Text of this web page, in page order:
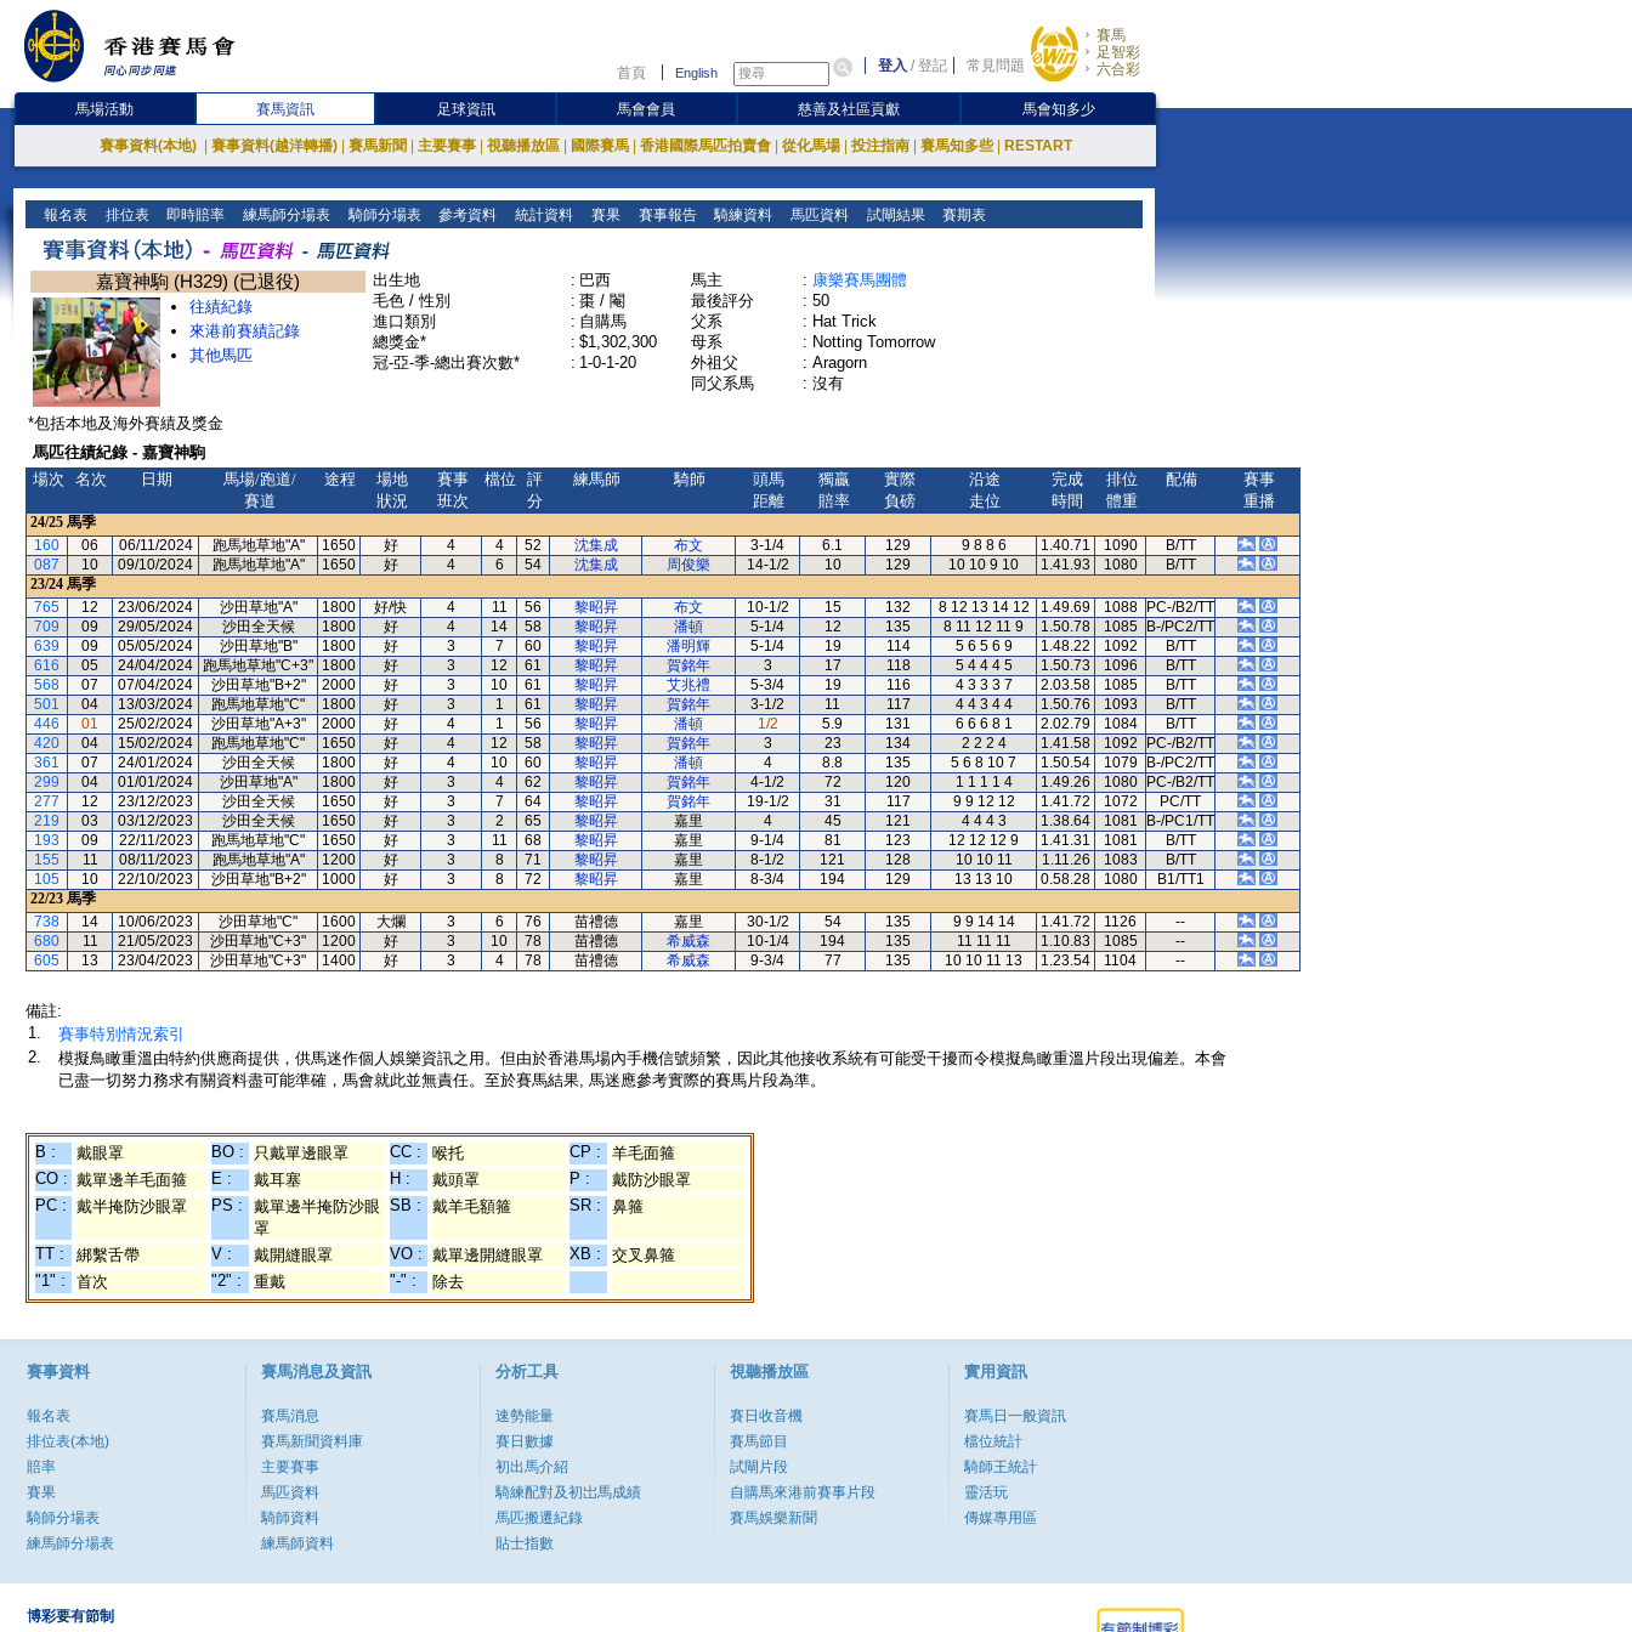
首頁 English 登入 /登記 常見問題
賽馬
足智彩
六合彩
馬場活動 賽馬資訊 足球資訊 馬會會員 慈善及社區貢獻 馬會知多少
賽事資料(本地) 賽事資料(越洋轉播) 賽馬新聞 主要賽事 視聽播放區 國際賽馬 香港國際馬匹拍賣會 從化馬場 投注指南 賽馬知多些 RESTART
報名表 排位表 即時賠率 練馬師分場表 騎師分場表 參考資料 統計資料 賽果 賽事報告 騎練資料 馬匹資料 試閘結果 賽期表
嘉寶神駒 (H329) (已退役)
往績紀錄
來港前賽績記錄
其他馬匹
出生地 : 巴西
毛色 / 性別
: 棗 / 閹
進口類別
: 自購馬
總獎金*
: $1,302,300
冠-亞-季-總出賽次數*
: 1-0-1-20
馬主 : 康樂賽馬團體
最後評分
: 50
父系
: Hat Trick
母系
: Notting Tomorrow
外祖父
: Aragorn
同父系馬
: 沒有
*包括本地及海外賽績及獎金
馬匹往績紀錄 - 嘉寶神駒
場次
名次 日期
馬場/跑道/
賽道
途程
場地
狀況
賽事
班次
檔位
評
分
練馬師 騎師
頭馬
距離
獨贏
賠率
實際
負磅
沿途
走位
完成
時間
排位
體重
配備
賽事
重播
24/25 馬季
160
06 06/11/2024 跑馬地草地"A" 1650 好 4 4 52 沈集成 布文 3-1/4 6.1 129 9 8 8 6 1.40.71 1090
B/TT
087
10 09/10/2024 跑馬地草地"A" 1650 好 4 6 54 沈集成 周俊樂 14-1/2 10 129 10 10 9 10 1.41.93 1080
B/TT
23/24 馬季
765
12 23/06/2024 沙田草地"A" 1800 好/快 4 11 56 黎昭昇 布文 10-1/2 15 132 8 12 13 14 12 1.49.69 1088
PC-/B2/TT
709
09 29/05/2024 沙田全天候 1800 好 4 14 58 黎昭昇 潘頓 5-1/4 12 135 8 11 12 11 9 1.50.78 1085
B-/PC2/TT
639
09 05/05/2024 沙田草地"B" 1800 好 3 7 60 黎昭昇 潘明輝 5-1/4 19 114 5 6 5 6 9 1.48.22 1092
B/TT
616
05 24/04/2024 跑馬地草地"C+3" 1800 好 3 12 61 黎昭昇 賀銘年 3 17 118 5 4 4 4 5 1.50.73 1096
B/TT
568
07 07/04/2024 沙田草地"B+2" 2000 好 3 10 61 黎昭昇 艾兆禮 5-3/4 19 116 4 3 3 3 7 2.03.58 1085
B/TT
501
04 13/03/2024 跑馬地草地"C" 1800 好 3 1 61 黎昭昇 賀銘年 3-1/2 11 117 4 4 3 4 4 1.50.76 1093
B/TT
446
01 25/02/2024 沙田草地"A+3" 2000 好 4 1 56 黎昭昇 潘頓 1/2 5.9 131 6 6 6 8 1 2.02.79 1084
B/TT
420
04 15/02/2024 跑馬地草地"C" 1650 好 4 12 58 黎昭昇 賀銘年 3 23 134 2 2 2 4 1.41.58 1092
PC-/B2/TT
361
07 24/01/2024 沙田全天候 1800 好 4 10 60 黎昭昇 潘頓 4 8.8 135 5 6 8 10 7 1.50.54 1079
B-/PC2/TT
299
04 01/01/2024 沙田草地"A" 1800 好 3 4 62 黎昭昇 賀銘年 4-1/2 72 120 1 1 1 1 4 1.49.26 1080
PC-/B2/TT
277
12 23/12/2023 沙田全天候 1650 好 3 7 64 黎昭昇 賀銘年 19-1/2 31 117 9 9 12 12 1.41.72 1072
PC/TT
219
03 03/12/2023 沙田全天候 1650 好 3 2 65 黎昭昇 嘉里 4 45 121 4 4 4 3 1.38.64 1081
B-/PC1/TT
193
09 22/11/2023 跑馬地草地"C" 1650 好 3 11 68 黎昭昇 嘉里 9-1/4 81 123 12 12 12 9 1.41.31 1081
B/TT
155
11 08/11/2023 跑馬地草地"A" 1200 好 3 8 71 黎昭昇 嘉里 8-1/2 121 128 10 10 11 1.11.26 1083
B/TT
105
10 22/10/2023 沙田草地"B+2" 1000 好 3 8 72 黎昭昇 嘉里 8-3/4 194 129 13 13 10 0.58.28 1080
B1/TT1
22/23 馬季
738
14 10/06/2023 沙田草地"C" 1600 大爛 3 6 76 苗禮德 嘉里 30-1/2 54 135 9 9 14 14 1.41.72 1126
--
680
11 21/05/2023 沙田草地"C+3" 1200 好 3 10 78 苗禮德 希威森 10-1/4 194 135 11 11 11 1.10.83 1085
--
605
13 23/04/2023 沙田草地"C+3" 1400 好 3 4 78 苗禮德 希威森 9-3/4 77 135 10 10 11 13 1.23.54 1104 --
備註:
1.
賽事特別情況索引
2.
模擬鳥瞰重溫由特約供應商提供，供馬迷作個人娛樂資訊之用。但由於香港馬場內手機信號頻繁，因此其他接收系統有可能受干擾而令模擬鳥瞰重溫片段出現偏差。本會
已盡一切努力務求有關資料盡可能準確，馬會就此並無責任。至於賽馬結果, 馬迷應參考實際的賽馬片段為準。
B : 戴眼罩 BO : 只戴單邊眼罩 CC : 喉托 CP :
羊毛面箍
CO : 戴單邊羊毛面箍 E : 戴耳塞 H : 戴頭罩 P :
戴防沙眼罩
PC : 戴半掩防沙眼罩 PS :
戴單邊半掩防沙眼
罩
SB : 戴羊毛額箍 SR : 鼻箍
TT : 綁繫舌帶 V : 戴開縫眼罩 VO : 戴單邊開縫眼罩 XB :
交叉鼻箍
"1" :
首次 "2" : 重戴 "-" : 除去
賽事資料
報名表
排位表(本地)
賠率
賽果
騎師分場表
練馬師分場表
賽馬消息及資訊
賽馬消息
賽馬新聞資料庫
主要賽事
馬匹資料
騎師資料
練馬師資料
分析工具
速勢能量
賽日數據
初出馬介紹
騎練配對及初岀馬成績
馬匹搬遷紀錄
貼士指數
視聽播放區
賽日收音機
賽馬節目
試閘片段
自購馬來港前賽事片段
賽馬娛樂新聞
實用資訊
賽馬日一般資訊
檔位統計
騎師王統計
靈活玩
傳媒專用區
博彩要有節制